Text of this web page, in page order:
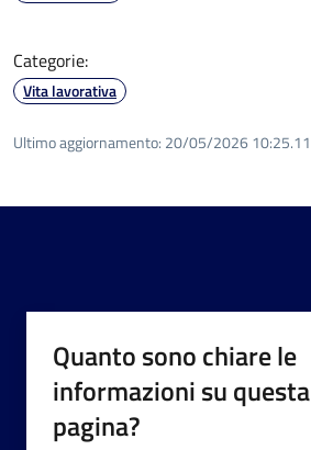
Categorie:
Vita lavorativa
Ultimo aggiornamento: 20/05/2026 10:25.11
Quanto sono chiare le
informazioni su questa
pagina?